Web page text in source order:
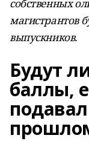
собственных
магистрантов
выпускников.
Будут
баллы,